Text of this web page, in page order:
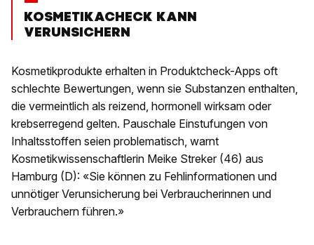
KOSMETIKACHECK KANN
VERUNSICHERN
Kosmetikprodukte erhalten in Produktcheck-Apps oft
schlechte Bewertungen, wenn sie Substanzen enthalten,
die vermeintlich als reizend, hormonell wirksam oder
krebserregend gelten. Pauschale Einstufungen von
Inhaltsstoffen seien problematisch, warnt
Kosmetikwissenschaftlerin Meike Streker (46) aus
Hamburg (D): «Sie können zu Fehlinformationen und
unnötiger Verunsicherung bei Verbraucherinnen und
Verbrauchern führen.»